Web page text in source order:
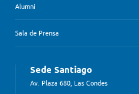
Alumni
Sala de Prensa
Sede Santiago
Av. Plaza 680, Las Condes